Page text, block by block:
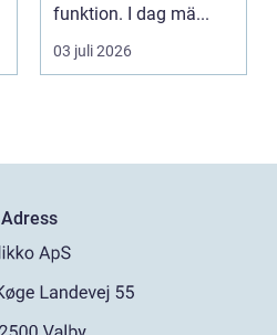
funktion. I dag mä...
03 juli 2026
Adress